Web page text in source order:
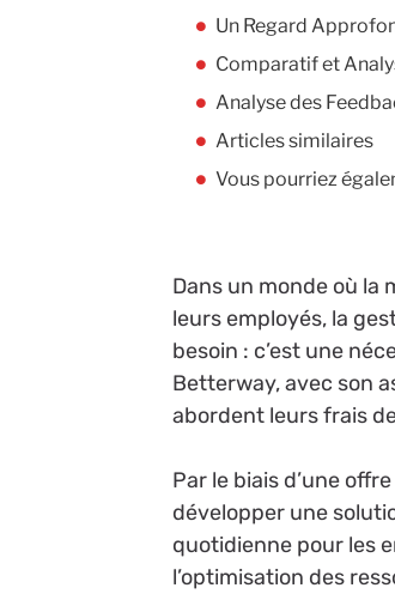
Un Regard
Comparatif et
Analyse des
Articles similaires
Vous pourriez
Dans un monde où
leurs employés, la
besoin : c’est une
Betterway, avec son
abordent leurs frais
Par le biais d’une
développer une
quotidienne pour les
l’optimisation des